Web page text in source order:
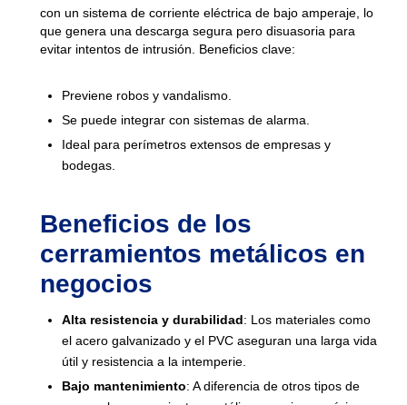
con un sistema de corriente eléctrica de bajo amperaje, lo
que genera una descarga segura pero disuasoria para
evitar intentos de intrusión. Beneficios clave:
Previene robos y vandalismo.
Se puede integrar con sistemas de alarma.
Ideal para perímetros extensos de empresas y
bodegas.
Beneficios de los
cerramientos metálicos en
negocios
Alta resistencia y durabilidad: Los materiales como
el acero galvanizado y el PVC aseguran una larga vida
útil y resistencia a la intemperie.
Bajo mantenimiento: A diferencia de otros tipos de